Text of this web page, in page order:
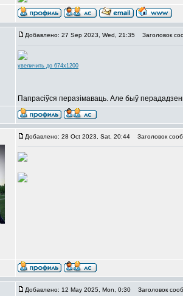
Добавлено: 27 Sep 2023, Wed, 21:35 Заголовок
увеличить до 674x1200
Папрасіўся перазімаваць. Але быў
Добавлено: 28 Oct 2023, Sat, 20:44 Заголовок
Добавлено: 12 May 2025, Mon, 0:30 Заголовок